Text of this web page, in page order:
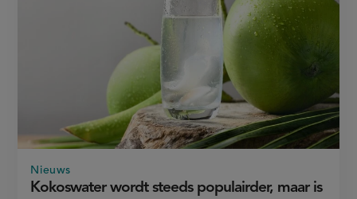
Kokoswater wordt steeds populairder, maar is
Nieuws